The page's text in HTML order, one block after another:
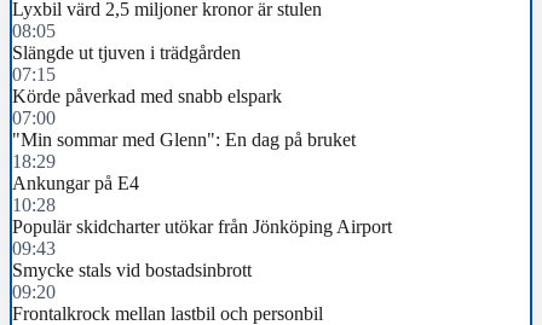
Lyxbil värd 2,5 miljoner kronor är stulen
08:05
Slängde ut tjuven i trädgården
07:15
Körde påverkad med snabb elspark
07:00
"Min sommar med Glenn": En dag på bruket
18:29
Ankungar på E4
10:28
Populär skidcharter utökar från Jönköping Airport
09:43
Smycke stals vid bostadsinbrott
09:20
Frontalkrock mellan lastbil och personbil